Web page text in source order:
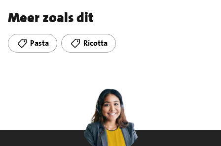
Meer zoals dit
Pasta Ricotta